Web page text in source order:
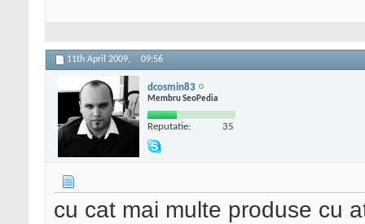
11th April 2009, 09:56
dcosmin83
Membru SeoPedia
Reputatie: 35
cu cat mai multe produse cu